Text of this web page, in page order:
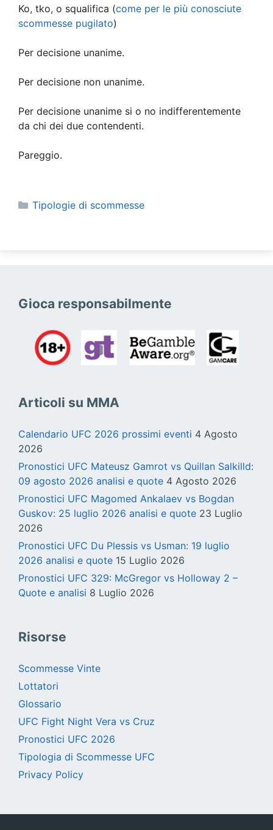
Ko, tko, o squalifica (come per le più conosciute
scommesse pugilato)
Per decisione unanime.
Per decisione non unanime.
Per decisione unanime si o no indifferentemente
da chi dei due contendenti.
Pareggio.
Categorie
Tipologie di scommesse
Gioca responsabilmente
Articoli su MMA
Calendario UFC 2026 prossimi eventi 4 Agosto
2026
Pronostici UFC Mateusz Gamrot vs Quillan Salkilld:
09 agosto 2026 analisi e quote 4 Agosto 2026
Pronostici UFC Magomed Ankalaev vs Bogdan
Guskov: 25 luglio 2026 analisi e quote 23 Luglio
2026
Pronostici UFC Du Plessis vs Usman: 19 luglio
2026 analisi e quote 15 Luglio 2026
Pronostici UFC 329: McGregor vs Holloway 2 –
Quote e analisi 8 Luglio 2026
Risorse
Scommesse Vinte
Lottatori
Glossario
UFC Fight Night Vera vs Cruz
Pronostici UFC 2026
Tipologia di Scommesse UFC
Privacy Policy